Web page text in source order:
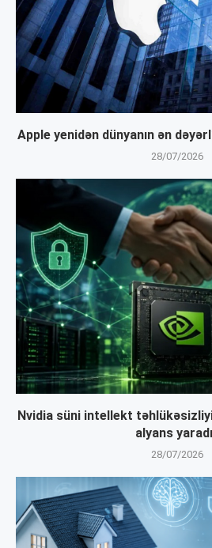
Apple yenidən dünyanın ən
28/07/2026
Nvidia süni intellekt
alyans
28/07/2026